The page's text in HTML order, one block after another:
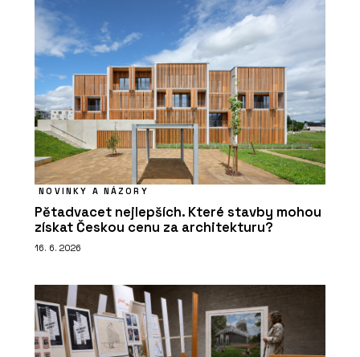
NOVINKY A NÁZORY
Pětadvacet nejlepších. Které stavby mohou
získat Českou cenu za architekturu?
16. 6. 2026